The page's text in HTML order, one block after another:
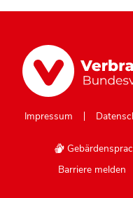
Impressum
Barriere melden